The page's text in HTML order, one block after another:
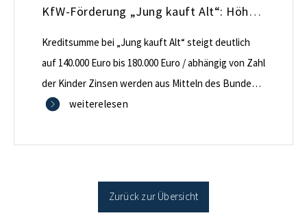
KfW-Förderung „Jung kauft Alt“: Höhere Kredite ab August 2026
Kreditsumme bei „Jung kauft Alt“ steigt deutlich
auf 140.000 Euro bis 180.000 Euro / abhängig von Zahl
der Kinder Zinsen werden aus Mitteln des Bundes
verbilligt: Heutiger Zins bei 0,53 Prozent effektiv bei
Antragstellende verpflichten sich zu energetischer
Sanierung in Einzelmaßnahmen […]
weiterelesen
Zurück zur Übersicht